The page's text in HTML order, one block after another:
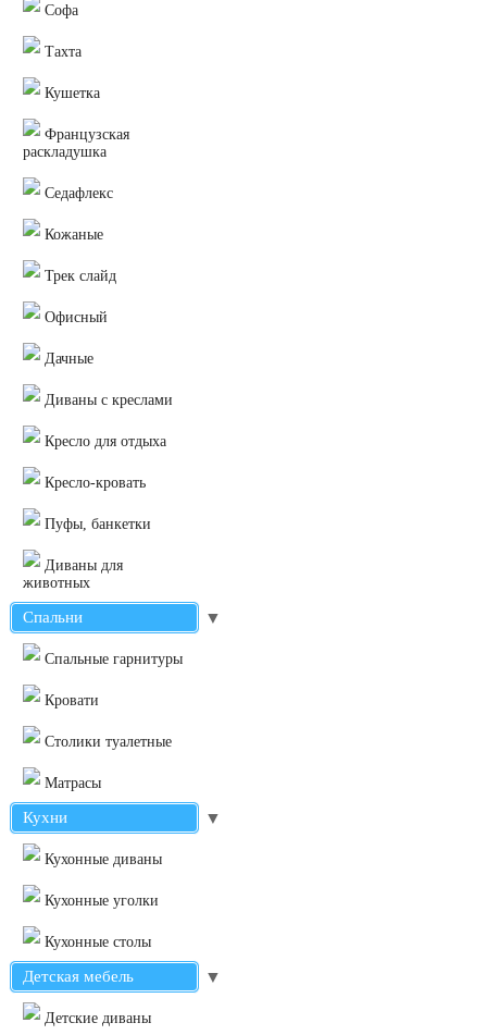
Софа
Тахта
Кушетка
Французская
раскладушка
Седафлекс
Кожаные
Трек слайд
Офисный
Дачные
Диваны с креслами
Кресло для отдыха
Кресло-кровать
Пуфы, банкетки
Диваны для
животных
Спальни ▼
Cпальные гарнитуры
Кровати
Столики туалетные
Матрасы
Кухни ▼
Кухонные диваны
Кухонные уголки
Кухонные столы
Детская мебель ▼
Детские диваны